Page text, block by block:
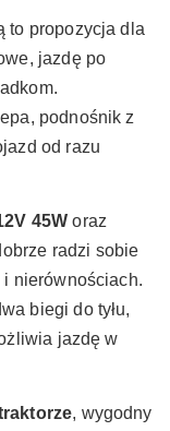
to propozycja dla
jazdę po
podnośnik z
od razu
45W oraz
radzi sobie
nierównościach.
biegi do tyłu,
jazdę w
, wygodny